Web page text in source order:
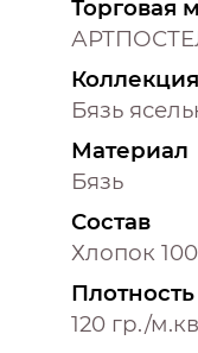
Торговая
Коллекция
Бязь
Материал
Бязь
Состав
Хлопок
120 гр./м.кв